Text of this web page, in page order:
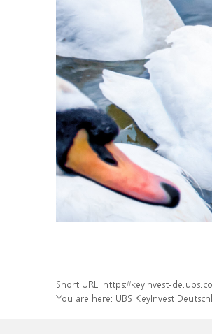
Short URL: https://keyinvest-
You are here: UBS KeyInvest